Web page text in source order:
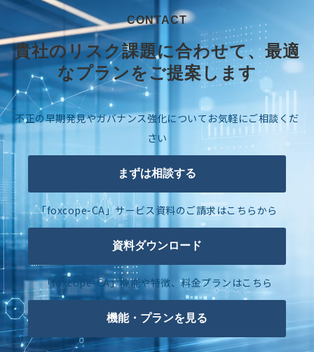
CONTACT
貴社のリスク課題に合わせて、最適
なプランをご提案します
不正の早期発見やガバナンス強化についてお気軽にご相談くだ
さい
まずは相談する
「foxcope-CA」サービス資料のご請求はこちらから
資料ダウンロード
「foxcope-CA」機能や特徴、料金プランはこちら
機能・プランを見る